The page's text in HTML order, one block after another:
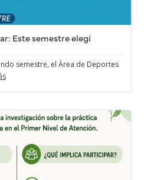
Este semestre elegí
semestre, el Área de Deportes